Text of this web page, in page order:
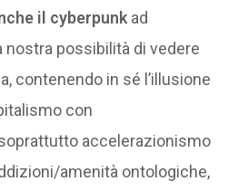
il cyberpunk ad
nostra possibilità di vedere
contenendo in sé l’illusione
con
accelerazionismo
amenità ontologiche,